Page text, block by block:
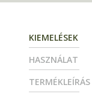
KIEMELÉSEK
HASZNÁLAT
TERMÉKLEÍRÁS